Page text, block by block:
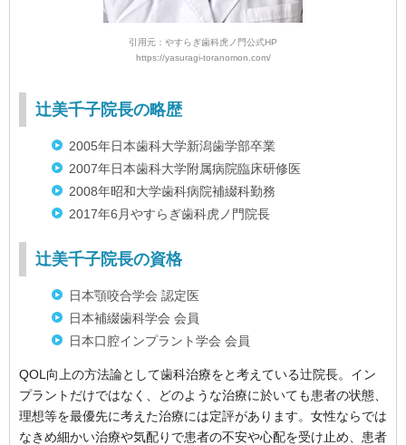
引用元：やすらぎ歯科虎ノ門公式HP
https://yasuragi-toranomon.com/
辻美千子院長の略歴
2005年日本歯科大学新潟歯学部卒業
2007年日本歯科大学附属病院臨床研修医
2008年昭和大学歯科病院補綴科勤務
2017年6月やすらぎ歯科虎ノ門院長
辻美千子院長の資格
日本顎咬合学会 認定医
日本補綴歯科学会 会員
日本口腔インプラント学会 会員
QOL向上の方法論として歯科治療をと考えている辻院長。イン
プラントだけではなく、どのような治療に於いても患者の状態、
理想等を最優先に考えた治療には定評があります。女性ならでは
なきめ細かい治療や気配りで患者の不安や心配を受け止め、患者